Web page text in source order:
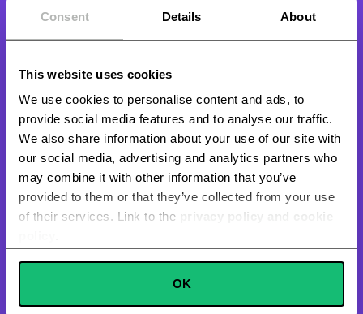
Consent Details About
This website uses cookies
We use cookies to personalise content and ads, to
provide social media features and to analyse our traffic.
We also share information about your use of our site with
our social media, advertising and analytics partners who
may combine it with other information that you’ve
provided to them or that they’ve collected from your use
of their services. Link to the
privacy policy and cookie
OK
Se espressamente richiesto è possibile effettuare i pagamenti con